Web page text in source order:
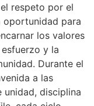
respeto por el
oportunidad para
los valores
y la
Durante el
a las
disciplina